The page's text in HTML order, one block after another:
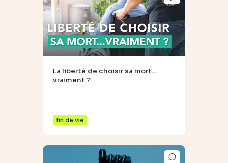
La liberté de choisir sa mort…
vraiment ?
fin de vie